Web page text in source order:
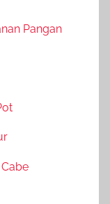
Pangan